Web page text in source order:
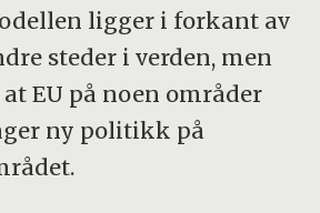
ligger i forkant av
steder i verden, men
EU på noen områder
ny politikk på